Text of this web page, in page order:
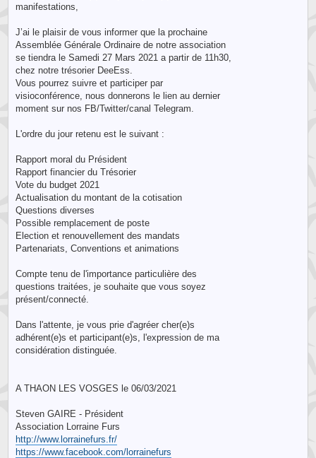
manifestations,
J’ai le plaisir de vous informer que la prochaine
Assemblée Générale Ordinaire de notre association
se tiendra le Samedi 27 Mars 2021 a partir de 11h30,
chez notre trésorier DeeEss.
Vous pourrez suivre et participer par
visioconférence, nous donnerons le lien au dernier
moment sur nos FB/Twitter/canal Telegram.
L'ordre du jour retenu est le suivant :
Rapport moral du Président
Rapport financier du Trésorier
Vote du budget 2021
Actualisation du montant de la cotisation
Questions diverses
Possible remplacement de poste
Election et renouvellement des mandats
Partenariats, Conventions et animations
Compte tenu de l'importance particulière des
questions traitées, je souhaite que vous soyez
présent/connecté.
Dans l'attente, je vous prie d'agréer cher(e)s
adhérent(e)s et participant(e)s, l'expression de ma
considération distinguée.
A THAON LES VOSGES le 06/03/2021
Steven GAIRE - Président
Association Lorraine Furs
http://www.lorrainefurs.fr/
https://www.facebook.com/lorrainefurs